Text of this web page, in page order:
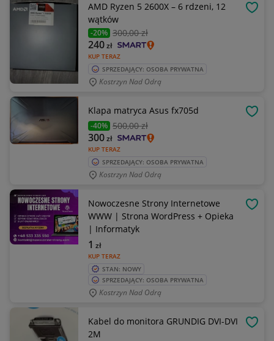
AMD Ryzen 5 2600X – 6 rdzeni, 12
wątków
-20% 300,00 zł
KUP TERAZ
240zł
SPRZEDAJĄCY: OSOBA PRYWATNA
Kostrzyn Nad Odrą
Klapa matryca Asus fx705d
-40% 500,00 zł
KUP TERAZ
300zł
SPRZEDAJĄCY: OSOBA PRYWATNA
Kostrzyn Nad Odrą
Nowoczesne Strony Internetowe
WWW | Strona WordPress + Opieka
| Informatyk
KUP TERAZ
1 zł
STAN: NOWY
SPRZEDAJĄCY: OSOBA PRYWATNA
Kostrzyn Nad Odrą
Kabel do monitora GRUNDIG DVI-DVI
2M